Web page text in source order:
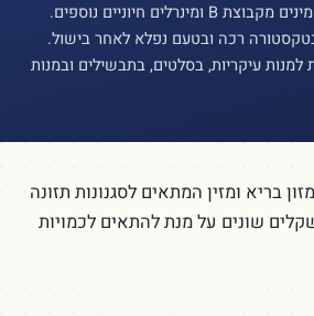
תזונתיים, חלבון, ברזל, ויטמינים מקבוצת B ומינרלים חיוניים נוספים.
בטקסטורה רכה ובטעם נפלא לאחר בישול.
עיקריות, בסלטים, בתבשילים ובמנות
בריא ומזין המתאים לסגנונות תזונה
שונים על מנת להתאים לכמויות